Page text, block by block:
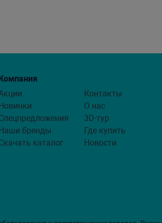
бренды
каталог
Контакты
О нас
3D-тур
Где купить
Новости